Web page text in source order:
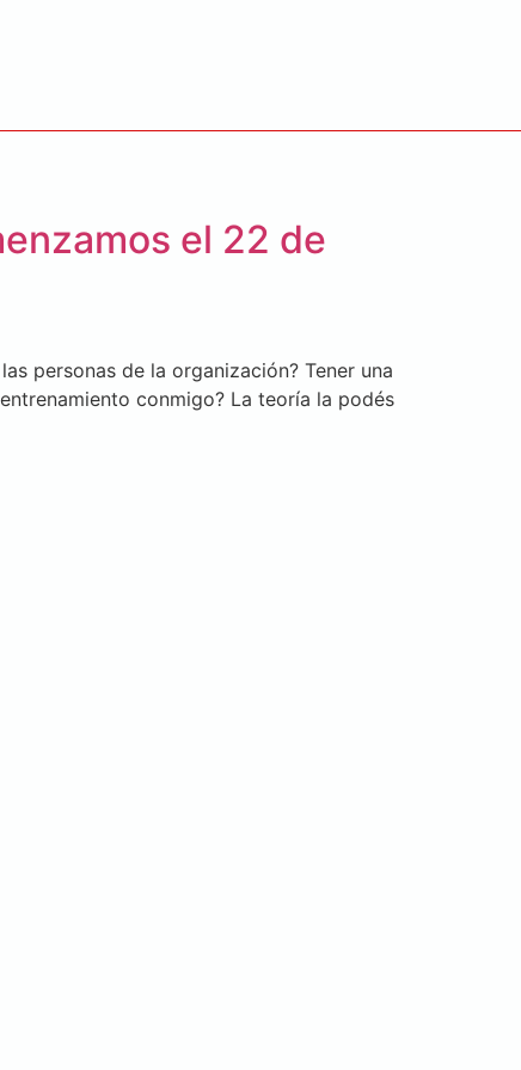
el 22 de
personas de la organización? Tener una
conmigo? La teoría la podés